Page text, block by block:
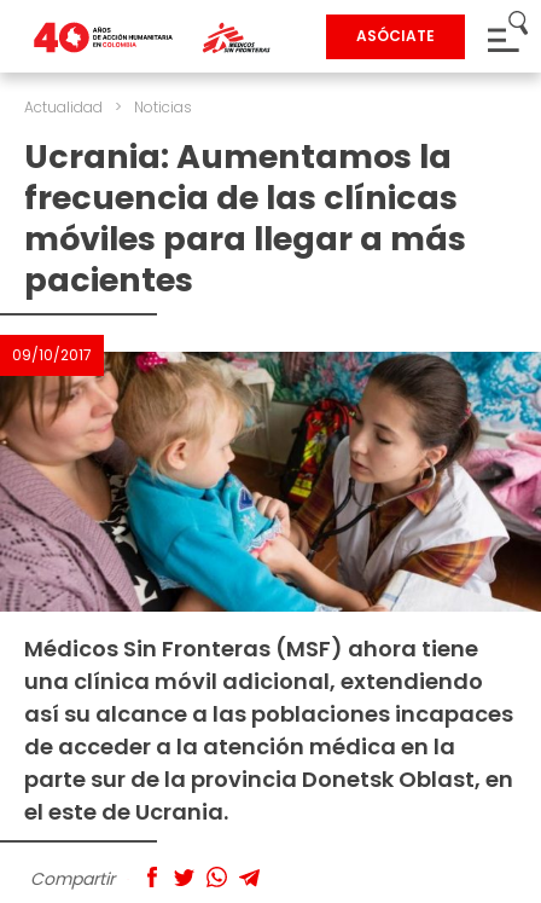
ASÓCIATE
Actualidad > Noticias
Ucrania: Aumentamos la
frecuencia de las clínicas
móviles para llegar a más
pacientes
09/10/2017
Médicos Sin Fronteras (MSF) ahora tiene
una clínica móvil adicional, extendiendo
así su alcance a las poblaciones incapaces
de acceder a la atención médica en la
parte sur de la provincia Donetsk Oblast, en
el este de Ucrania.
Compartir